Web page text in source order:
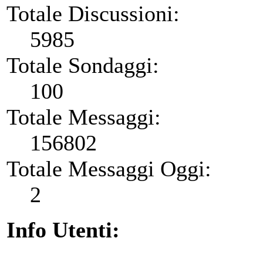
Totale Discussioni:
5985
Totale Sondaggi:
100
Totale Messaggi:
156802
Totale Messaggi Oggi:
2
Info Utenti: